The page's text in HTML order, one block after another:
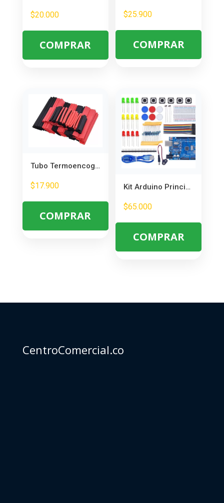
$20.000
COMPRAR
$25.900
COMPRAR
Tubo Termoencogible Negro y Rojo 150 Piezas – Aislante y Protector UL
$17.900
COMPRAR
Kit Arduino Principiantes – Ideal para Aprender Electrónica y Programación
$65.000
COMPRAR
CentroComercial.co